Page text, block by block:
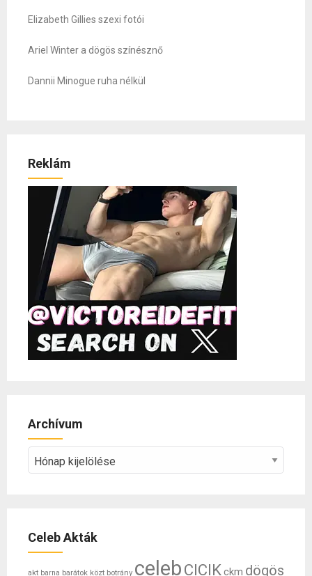
Elizabeth Gillies szexi fotói
Ariel Winter a dögös színésznő
Dannii Minogue ruha nélkül
Reklám
Archívum
Archívum
Celeb Akták
akt barna barátok közt botrány celebCICIKckm dögös